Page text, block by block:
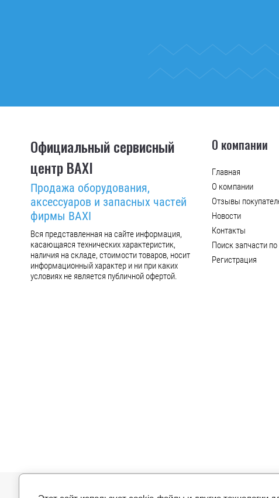
Официальный сервисный
центр BAXI
Продажа оборудования,
аксессуаров и запасных частей
фирмы BAXI
Вся представленная на сайте информация,
касающаяся технических характеристик,
наличия на складе, стоимости товаров, носит
информационный характер и ни при каких
условиях не является публичной офертой.
О компании
Главная
О компании
Отзывы
Новости
Контакты
Поиск запчасти
Регистрация